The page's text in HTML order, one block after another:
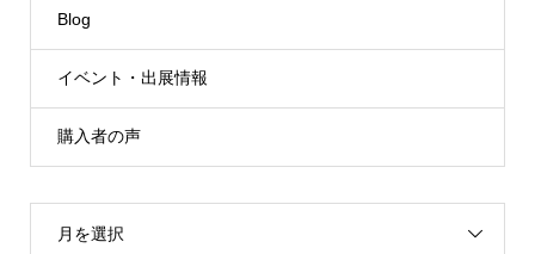
Blog
イベント・出展情報
購入者の声
月を選択